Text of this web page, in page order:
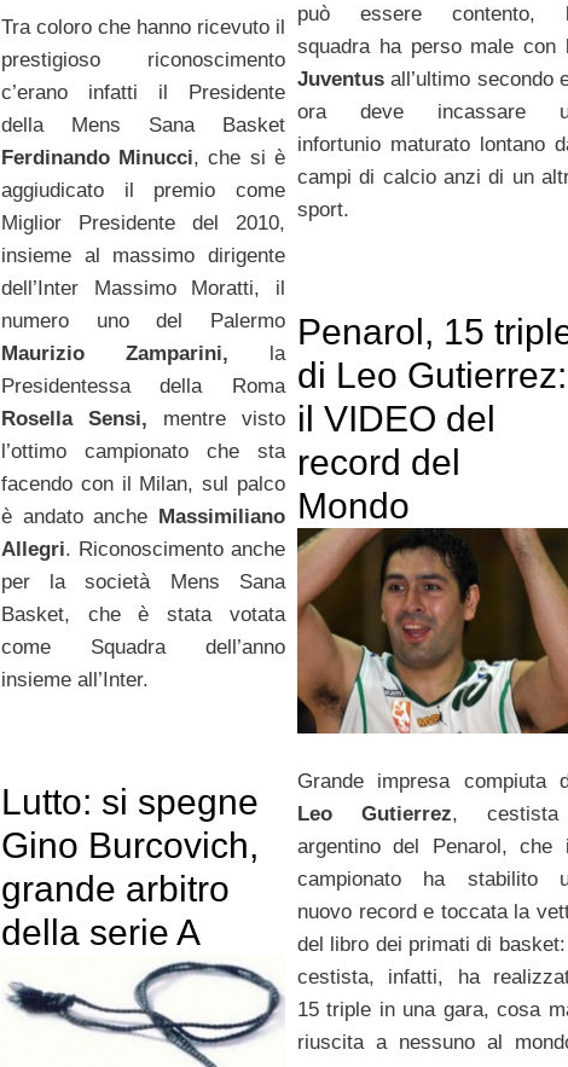
Tra coloro che hanno ricevuto il
prestigioso riconoscimento
c’erano infatti il Presidente
della Mens Sana Basket
Ferdinando Minucci, che si è
aggiudicato il premio come
Miglior Presidente del 2010,
insieme al massimo dirigente
dell’Inter Massimo Moratti, il
numero uno del Palermo
Maurizio Zamparini, la
Presidentessa della Roma
Rosella Sensi, mentre visto
l’ottimo campionato che sta
facendo con il Milan, sul palco
è andato anche Massimiliano
Allegri. Riconoscimento anche
per la società Mens Sana
Basket, che è stata votata
come Squadra dell’anno
insieme all’Inter.
può essere contento,
squadra ha perso male con
Juventusall’ultimo secondo
ora deve incassare
infortunio maturato lontano
campi di calcio anzi di un
sport.
Penarol, 15
di Leo Gutierrez:
il VIDEO del
record del
Mondo
Grande impresa compiuta
Leo Gutierrez, cestista
argentino del Penarol, che
campionato ha stabilito
nuovo record e toccata la
del libro dei primati di
cestista, infatti, ha
15 triple in una gara, cosa
riuscita a nessuno al
Lutto: si spegne
Gino Burcovich,
grande arbitro
della serie A